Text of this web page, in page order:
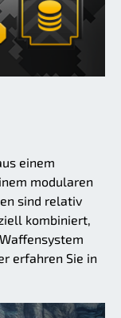
einem
modularen
sind relativ
kombiniert,
erfahren Sie in